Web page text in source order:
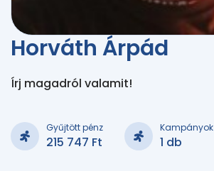
Horváth Árpád
Írj magadról valamit!
Gyűjtött pénz
215 747 Ft
Kampányok
1 db